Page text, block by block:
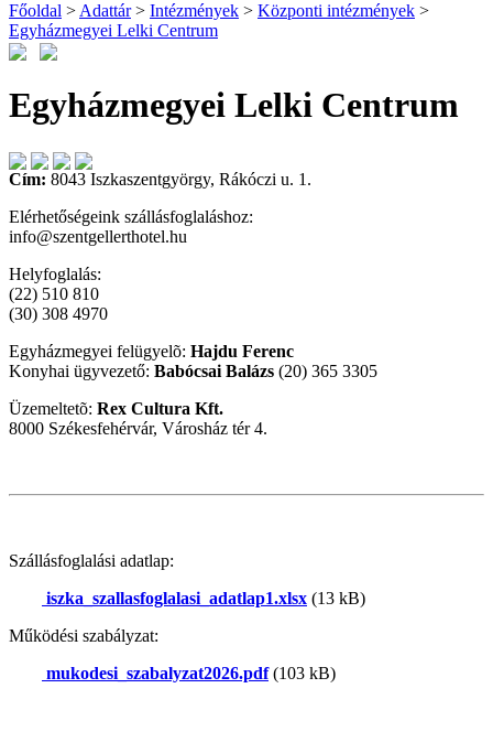
Főoldal > Adattár> Intézmények > Központi intézmények >
Egyházmegyei Lelki Centrum
Egyházmegyei Lelki Centrum
Cím: 8043 Iszkaszentgyörgy, Rákóczi u. 1.
Elérhetőségeink szállásfoglaláshoz:
info@szentgellerthotel.hu
Helyfoglalás:
(22) 510 810
(30) 308 4970
Egyházmegyei felügyelõ: Hajdu Ferenc
Konyhai ügyvezető: Babócsai Balázs (20) 365 3305
Üzemeltetõ: Rex Cultura Kft.
8000 Székesfehérvár, Városház tér 4.
Szállásfoglalási adatlap:
iszka_szallasfoglalasi_adatlap1.xlsx (13 kB)
Működési szabályzat:
mukodesi_szabalyzat2026.pdf(103 kB)